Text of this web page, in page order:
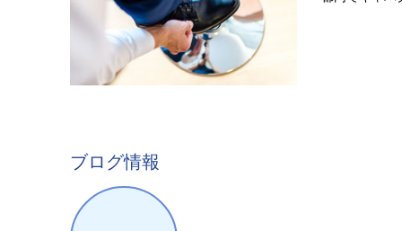
ブログ情報